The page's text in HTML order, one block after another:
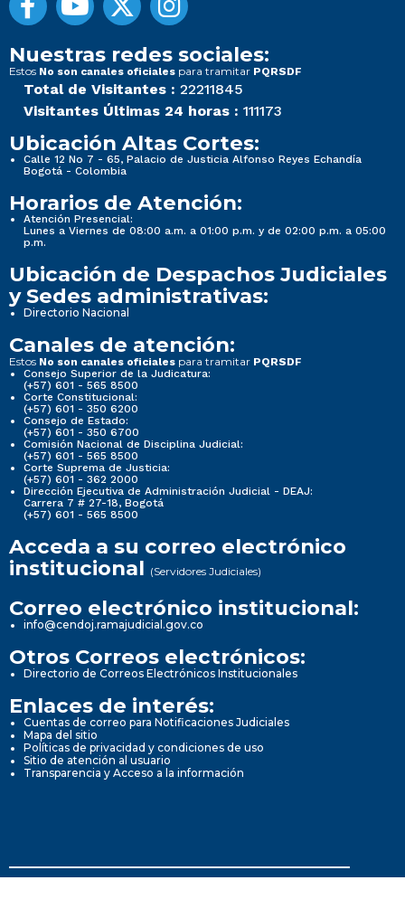
Nuestras redes sociales:
Estos No son canales oficiales para tramitar PQRSDF
Total de Visitantes : 22211845
Visitantes Últimas 24 horas : 111173
Ubicación Altas Cortes:
Calle 12 No 7 - 65, Palacio de Justicia Alfonso Reyes Echandía
Bogotá - Colombia
Horarios de Atención:
Atención Presencial:
Lunes a Viernes de 08:00 a.m. a 01:00 p.m. y de 02:00 p.m. a 05:00
p.m.
Ubicación de Despachos Judiciales
y Sedes administrativas:
Directorio Nacional
Canales de atención:
Estos No son canales oficiales para tramitar PQRSDF
Consejo Superior de la Judicatura:
(+57) 601 - 565 8500
Corte Constitucional:
(+57) 601 - 350 6200
Consejo de Estado:
(+57) 601 - 350 6700
Comisión Nacional de Disciplina Judicial:
(+57) 601 - 565 8500
Corte Suprema de Justicia:
(+57) 601 - 362 2000
Dirección Ejecutiva de Administración Judicial - DEAJ:
Carrera 7 # 27-18, Bogotá
(+57) 601 - 565 8500
Acceda a su correo electrónico
institucional (Servidores Judiciales)
Correo electrónico institucional:
info@cendoj.ramajudicial.gov.co
Otros Correos electrónicos:
Directorio de Correos Electrónicos Institucionales
Enlaces de interés:
Cuentas de correo para Notificaciones Judiciales
Mapa del sitio
Políticas de privacidad y condiciones de uso
Sitio de atención al usuario
Transparencia y Acceso a la información